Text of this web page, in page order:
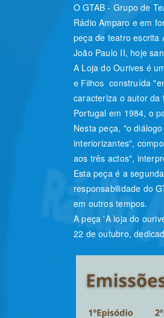
O GTAB - Grupo de
Rádio Amparo e em
peça de teatro escrita
João Paulo II, hoje
A Loja do Ourives é
e Filhosconstruída
caracteriza o autor da
Portugal em 1984, o
Nesta peça, "o
interiorizantes",
aos três actos",
Esta peça é a
responsabilidade do
em outros tempos.
A peça 'A loja do
22 de outubro,